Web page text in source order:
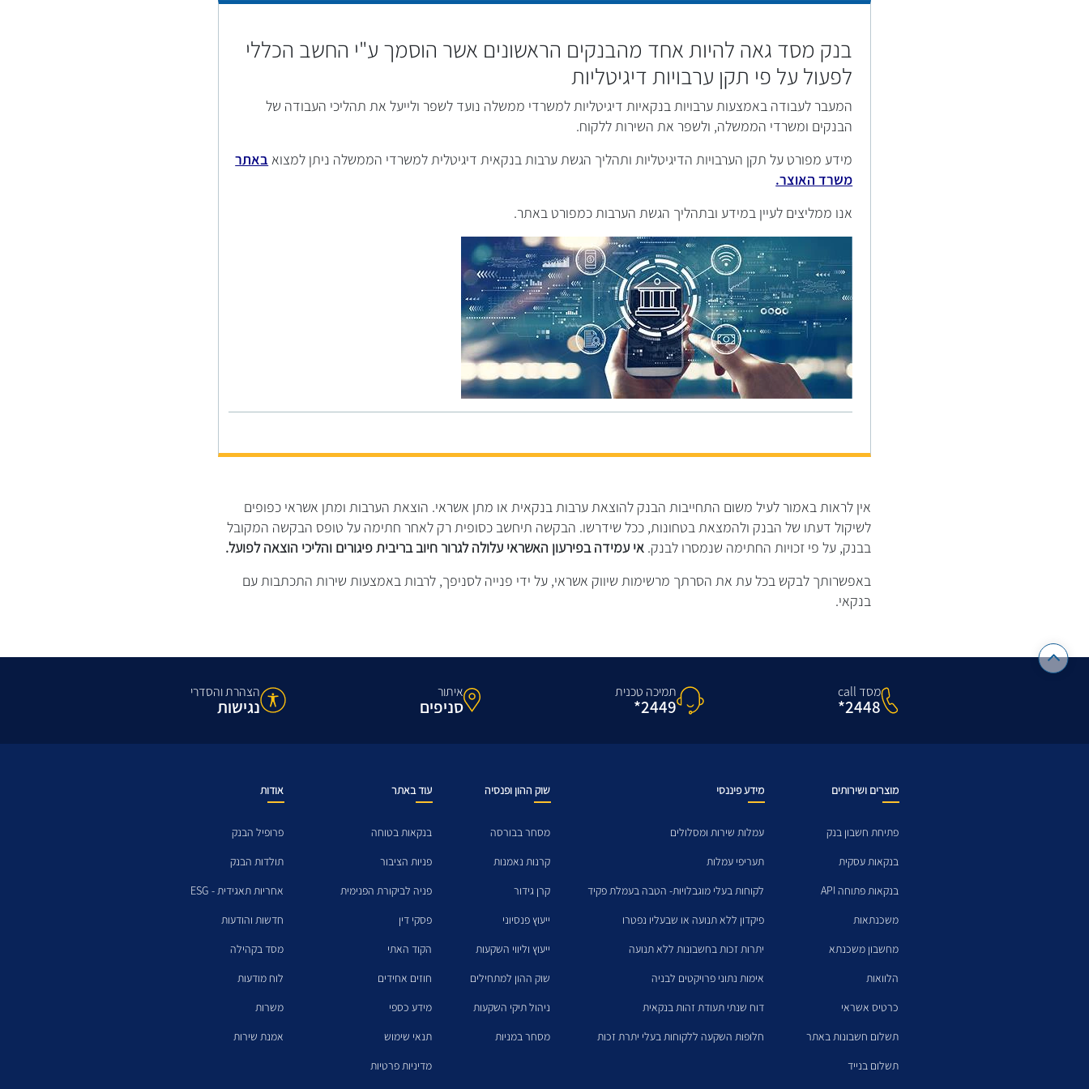
בנק מסד גאה להיות אחד מהבנקים הראשונים אשר הוסמך ע"י החשב הכללי
לפעול על פי תקן ערבויות דיגיטליות
המעבר לעבודה באמצעות ערבויות בנקאיות דיגיטליות למשרדי ממשלה נועד לשפר ולייעל את תהליכי העבודה של
הבנקים ומשרדי הממשלה, ולשפר את השירות ללקוח.
מידע מפורט על תקן הערבויות הדיגיטליות ותהליך הגשת ערבות בנקאית דיגיטלית למשרדי הממשלה ניתן למצוא באתר
משרד האוצר.
אנו ממליצים לעיין במידע ובתהליך הגשת הערבות כמפורט באתר.
אין לראות באמור לעיל משום התחייבות הבנק להוצאת ערבות בנקאית או מתן אשראי. הוצאת הערבות ומתן אשראי כפופים
לשיקול דעתו של הבנק ולהמצאת בטחונות, ככל שידרשו. הבקשה תיחשב כסופית רק לאחר חתימה על טופס הבקשה המקובל
בבנק, על פי זכויות החתימה שנמסרו לבנק. אי עמידה בפירעון האשראי עלולה לגרור חיוב בריבית פיגורים והליכי הוצאה לפועל.
באפשרותך לבקש בכל עת את הסרתך מרשימות שיווק אשראי, על ידי פנייה לסניפך, לרבות באמצעות שירות התכתבות עם
בנקאי.
מסד call
2448*
תמיכה טכנית
2449*
איתור
סניפים
הצהרת והסדרי
נגישות
מוצרים ושירותים
פתיחת חשבון בנק
בנקאות עסקית
בנקאות פתוחה API
משכנתאות
מחשבון משכנתא
הלוואות
כרטיס אשראי
תשלום חשבונות באתר
תשלום בנייד
מידע פיננסי
עמלות שירות ומסלולים
תעריפי עמלות
לקוחות בעלי מוגבלויות- הטבה בעמלת פקיד
פיקדון ללא תנועה או שבעליו נפטרו
יתרות זכות בחשבונות ללא תנועה
אימות נתוני פרויקטים לבניה
דוח שנתי תעודת זהות בנקאית
חלופות השקעה ללקוחות בעלי יתרת זכות
שוק ההון ופנסיה
מסחר בבורסה
קרנות נאמנות
קרן גידור
ייעוץ פנסיוני
ייעוץ וליווי השקעות
שוק ההון למתחילים
ניהול תיקי השקעות
מסחר במניות
עוד באתר
בנקאות בטוחה
פניות הציבור
פניה לביקורת הפנימית
פסקי דין
הקוד האתי
חוזים אחידים
מידע כספי
תנאי שימוש
מדיניות פרטיות
אודות
פרופיל הבנק
תולדות הבנק
אחריות תאגידית - ESG
חדשות והודעות
מסד בקהילה
לוח מודעות
משרות
אמנת שירות